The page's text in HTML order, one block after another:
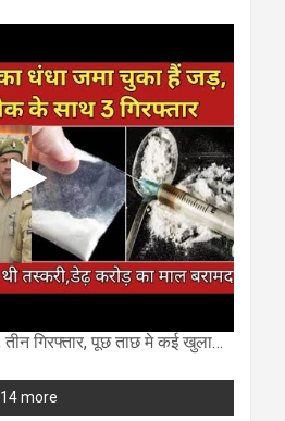
प्रयागराज मे नशे का बिज़नेस, तीन गिरफ्तार, पूछ ताछ मे कई खुलासा..
14 more